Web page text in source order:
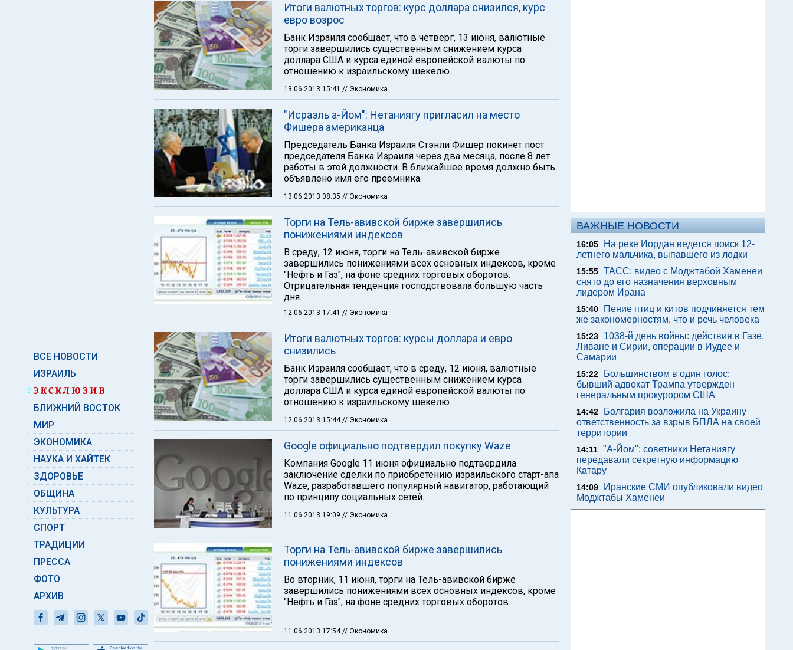
ВСЕ НОВОСТИ
ИЗРАИЛЬ
БЛИЖНИЙ ВОСТОК
МИР
ЭКОНОМИКА
НАУКА И ХАЙТЕК
ЗДОРОВЬЕ
ОБЩИНА
КУЛЬТУРА
СПОРТ
ТРАДИЦИИ
ПРЕССА
ФОТО
АРХИВ
Итоги валютных торгов: курс доллара снизился, курс
евро возрос
Банк Израиля сообщает, что в четверг, 13 июня, валютные
торги завершились существенным снижением курса
доллара США и курса единой европейской валюты по
отношению к израильскому шекелю.
13.06.2013 15:41 // Экономика
"Исраэль а-Йом": Нетаниягу пригласил на место
Фишера американца
Председатель Банка Израиля Стэнли Фишер покинет пост
председателя Банка Израиля через два месяца, после 8 лет
работы в этой должности. В ближайшее время должно быть
объявлено имя его преемника.
13.06.2013 08:35 // Экономика
Торги на Тель-авивской бирже завершились
понижениями индексов
В среду, 12 июня, торги на Тель-авивской бирже
завершились понижениями всех основных индексов, кроме
"Нефть и Газ", на фоне средних торговых оборотов.
Отрицательная тенденция господствовала большую часть
дня.
12.06.2013 17:41 // Экономика
Итоги валютных торгов: курсы доллара и евро
снизились
Банк Израиля сообщает, что в среду, 12 июня, валютные
торги завершились существенным снижением курса
доллара США и курса единой европейской валюты по
отношению к израильскому шекелю.
12.06.2013 15:44// Экономика
Google официально подтвердил покупку Waze
Компания Google 11 июня официально подтвердила
заключение сделки по приобретению израильского старт-апа
Waze, разработавшего популярный навигатор, работающий
по принципу социальных сетей.
11.06.2013 19:09 // Экономика
Торги на Тель-авивской бирже завершились
понижениями индексов
Во вторник, 11 июня, торги на Тель-авивской бирже
завершились понижениями всех основных индексов, кроме
"Нефть и Газ", на фоне средних торговых оборотов.
11.06.2013 17:54// Экономика
ВАЖНЫЕ НОВОСТИ
16:05
На реке Иордан ведется поиск 12-
летнего мальчика, выпавшего из лодки
15:55 ТАСС: видео с Моджтабой Хаменеи
снято до его назначения верховным
лидером Ирана
15:40
Пение птиц и китов подчиняется тем
же закономерностям, что и речь человека
15:23
1038-й день войны: действия в Газе,
Ливане и Сирии, операции в Иудее и
Самарии
15:22
Большинством в один голос:
бывший адвокат Трампа утвержден
генеральным прокурором США
14:42
Болгария возложила на Украину
ответственность за взрыв БПЛА на своей
территории
14:11 "А-Йом": советники Нетаниягу
передавали секретную информацию
Катару
14:09
Иранские СМИ опубликовали видео
Моджтабы Хаменеи